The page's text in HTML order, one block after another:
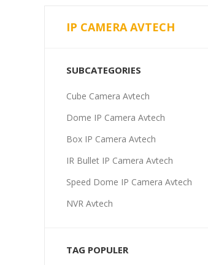
IP CAMERA AVTECH
SUBCATEGORIES
Cube Camera Avtech
Dome IP Camera Avtech
Box IP Camera Avtech
IR Bullet IP Camera Avtech
Speed Dome IP Camera Avtech
NVR Avtech
TAG POPULER